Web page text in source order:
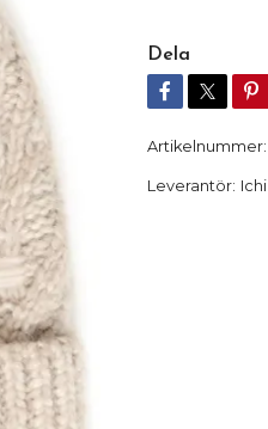
Dela
Artikelnummer:
Leverantör: Ichi